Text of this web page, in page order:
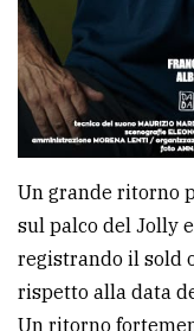
Un grande ritorno
sul palco del Jolly
registrando il sold
rispetto alla data
Un ritorno